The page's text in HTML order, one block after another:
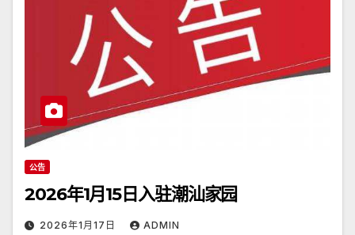
公告
2026年1月15日入驻潮汕家园
2026年1月17日 ADMIN